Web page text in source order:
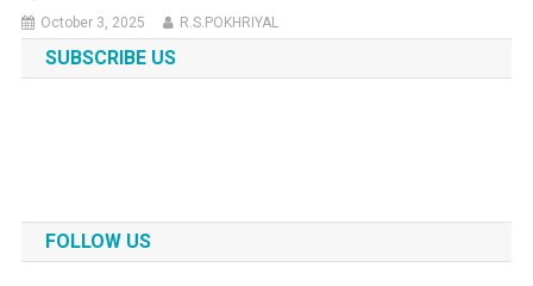
October 3, 2025 R.S.POKHRIYAL
SUBSCRIBE US
FOLLOW US